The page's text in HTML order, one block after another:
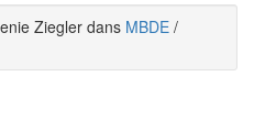
Ziegler dans MBDE /